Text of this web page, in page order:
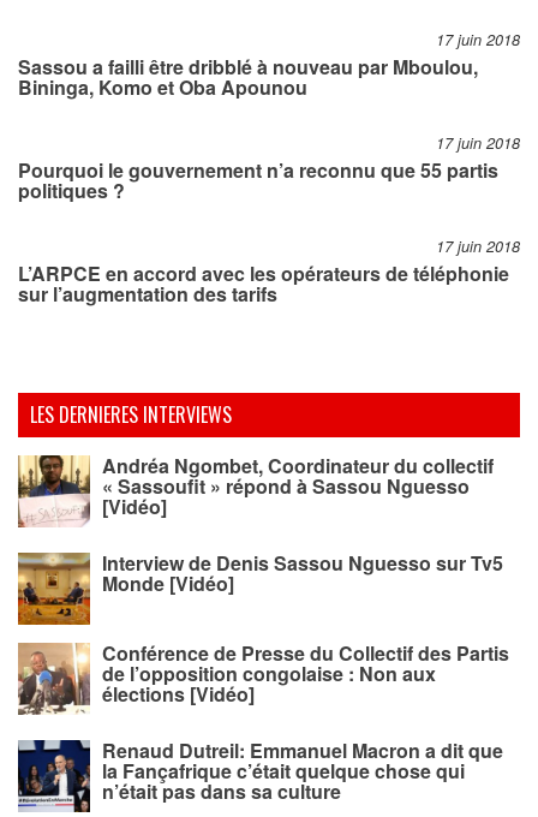
17 juin 2018
Sassou a failli être dribblé à nouveau par Mboulou,
Bininga, Komo et Oba Apounou
17 juin 2018
Pourquoi le gouvernement n’a reconnu que 55 partis
politiques ?
17 juin 2018
L’ARPCE en accord avec les opérateurs de téléphonie
sur l’augmentation des tarifs
LES DERNIERES INTERVIEWS
Andréa Ngombet, Coordinateur du collectif
« Sassoufit » répond à Sassou Nguesso
[Vidéo]
Interview de Denis Sassou Nguesso sur Tv5
Monde [Vidéo]
Conférence de Presse du Collectif des Partis
de l’opposition congolaise : Non aux
élections [Vidéo]
Renaud Dutreil: Emmanuel Macron a dit que
la Fançafrique c’était quelque chose qui
n’était pas dans sa culture